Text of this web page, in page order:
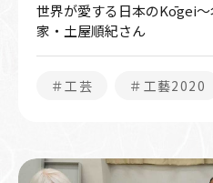
世界が愛する日本のKōgei
家・土屋順紀さん
＃工芸 ＃工藝2020